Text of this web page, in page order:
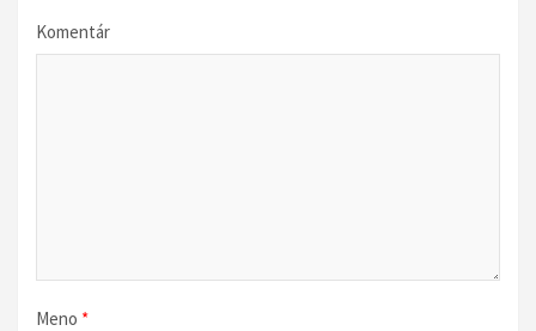
Komentár
Meno *